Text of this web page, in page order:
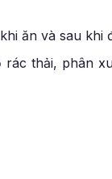
ăn và sau khi
thải, phân